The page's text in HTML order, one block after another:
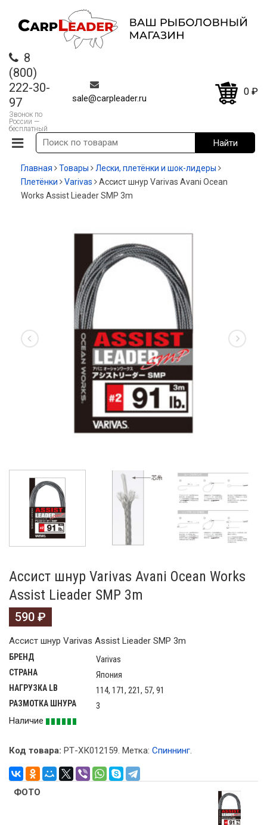
8
(800)
222-30-
97
Звонок по
России —
бесплатный
sale@carpleader.ru
0 ₽
Главная Товары
Лески, плетёнки и шок-лидеры
Плетёнки
Varivas
Ассист шнур Varivas Avani Ocean
Works Assist Lieader SMP 3m
Ассист шнур Varivas Avani Ocean Works
Assist Lieader SMP 3m
590 ₽
Ассист шнур Varivas Assist Lieader SMP 3m
БРЕНД Varivas
СТРАНА Япония
НАГРУЗКА LB 114, 171, 221, 57, 91
РАЗМОТКА ШНУРА
3
Наличие
Код товара: РТ-ХК012159. Метка: Спиннинг.